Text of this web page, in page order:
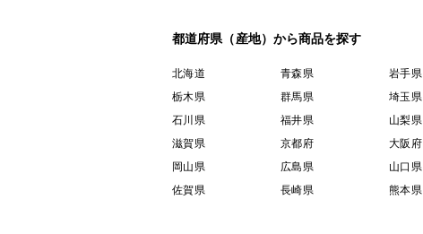
都道府県（産地）から商品を探す
北海道 青森県 岩手県
栃木県
群馬県 埼玉県
石川県
福井県 山梨県
滋賀県
京都府 大阪府
岡山県
広島県 山口県
佐賀県
長崎県 熊本県